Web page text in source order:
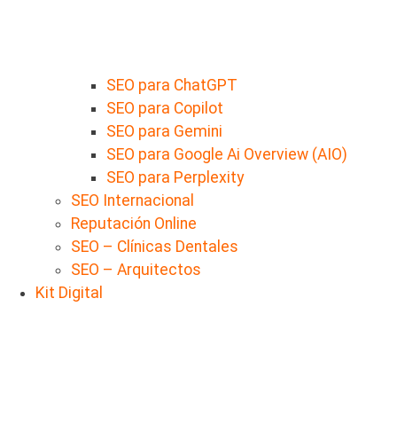
SEO para ChatGPT
SEO para Copilot
SEO para Gemini
SEO para Google Ai Overview (AIO)
SEO para Perplexity
SEO Internacional
Reputación Online
SEO – Clínicas Dentales
SEO – Arquitectos
Kit Digital